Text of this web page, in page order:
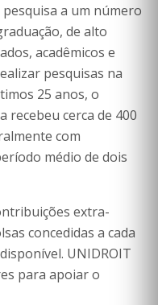
a um número
de alto
acadêmicos e
pesquisas na
25 anos, o
recebeu cerca de 400
com
médio de dois
extra-
concedidas a cada
UNIDROIT
para apoiar o